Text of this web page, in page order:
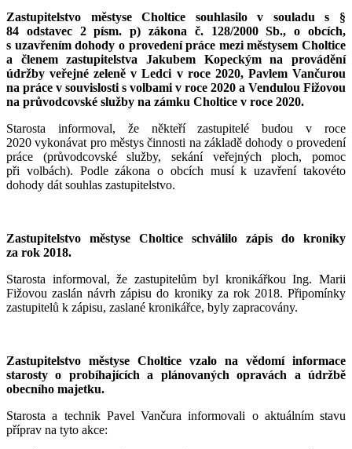
Zastupitelstvo městyse Choltice souhlasilo v souladu s §
84 odstavec 2 písm. p) zákona č. 128/2000 Sb., o obcích,
s uzavřením dohody o provedení práce mezi městysem Choltice
a členem zastupitelstva Jakubem Kopeckým na provádění
údržby veřejné zeleně v Ledci v roce 2020, Pavlem Vančurou
na práce v souvislosti s volbami v roce 2020 a Vendulou Fižovou
na průvodcovské služby na zámku Choltice v roce 2020.
Starosta informoval, že někteří zastupitelé budou v roce
2020 vykonávat pro městys činnosti na základě dohody o provedení
práce (průvodcovské služby, sekání veřejných ploch, pomoc
při volbách). Podle zákona o obcích musí k uzavření takovéto
dohody dát souhlas zastupitelstvo.
Zastupitelstvo městyse Choltice schválilo zápis do kroniky
za rok 2018.
Starosta informoval, že zastupitelům byl kronikářkou Ing. Marii
Fižovou zaslán návrh zápisu do kroniky za rok 2018. Připomínky
zastupitelů k zápisu, zaslané kronikářce, byly zapracovány.
Zastupitelstvo městyse Choltice vzalo na vědomí informace
starosty o probíhajících a plánovaných opravách a údržbě
obecního majetku.
Starosta a technik Pavel Vančura informovali o aktuálním stavu
příprav na tyto akce: